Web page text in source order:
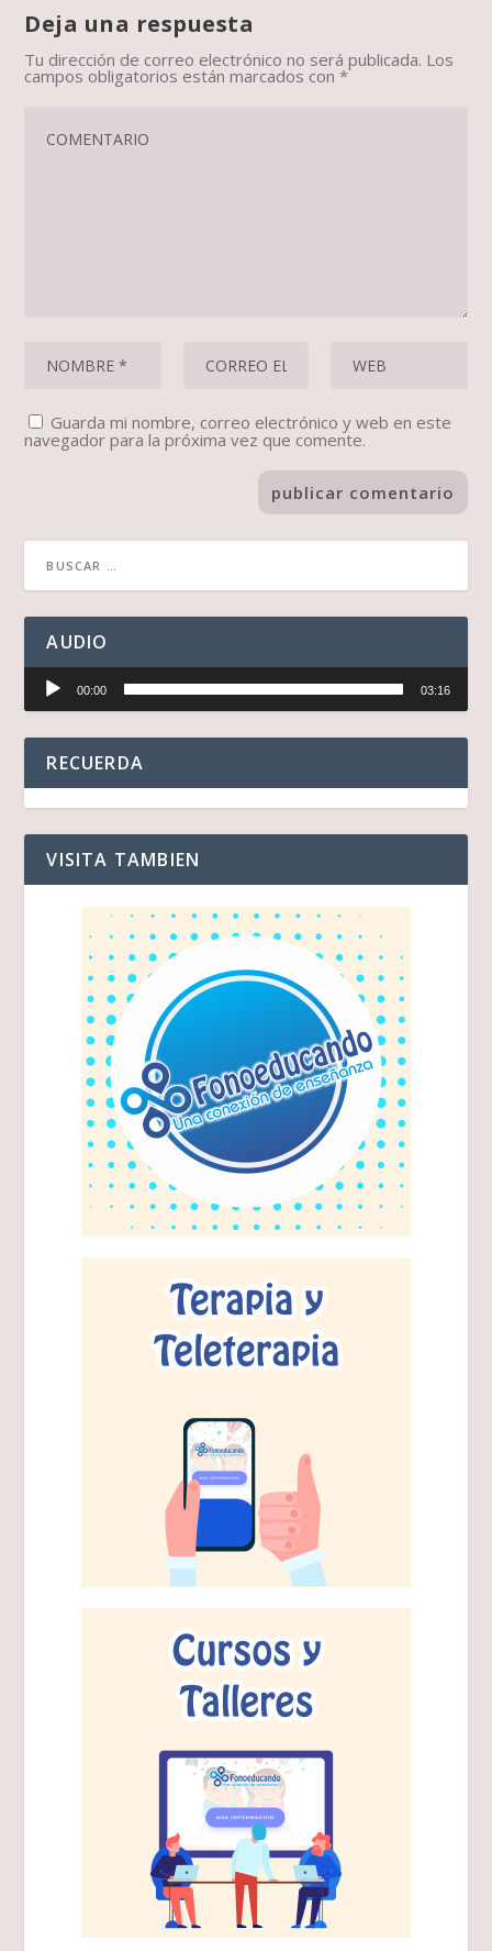
Deja una respuesta
Tu dirección de correo electrónico no será publicada. Los
campos obligatorios están marcados con*
Guarda mi nombre, correo electrónico y web en este
navegador para la próxima vez que comente.
AUDIO
Reproductor
audio
00:00 03:16
RECUERDA
VISITA TAMBIEN